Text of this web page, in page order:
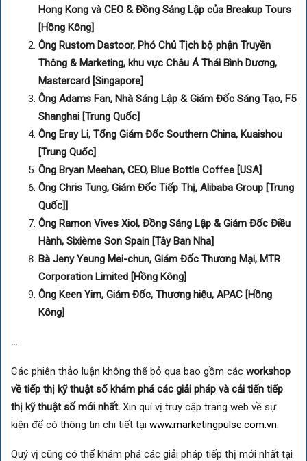
Hong Kong và CEO & Đồng Sáng Lập của Breakup Tours
[Hồng Kông]
Ông Rustom Dastoor, Phó Chủ Tịch bộ phận Truyền
Thông & Marketing, khu vực Châu Á Thái Bình Dương,
Mastercard [Singapore]
Ông Adams Fan, Nhà Sáng Lập & Giám Đốc Sáng Tạo, F5
Shanghai [Trung Quốc]
Ông Eray Li, Tổng Giám Đốc Southern China, Kuaishou
[Trung Quốc]
Ông Bryan Meehan, CEO, Blue Bottle Coffee [USA]
Ông Chris Tung, Giám Đốc Tiếp Thị, Alibaba Group [Trung
Quốc]]
Ông Ramon Vives Xiol, Đồng Sáng Lập & Giám Đốc Điều
Hành, Sixième Son Spain [Tây Ban Nha]
Bà Jeny Yeung Mei-chun, Giám Đốc Thương Mại, MTR
Corporation Limited [Hồng Kông]
Ông Keen Yim, Giám Đốc, Thương hiệu, APAC [Hồng
Kông]
…
Các phiên thảo luận không thể bỏ qua bao gồm các workshop
về tiếp thị kỹ thuật số khám phá các giải pháp và cải tiến tiếp
thị kỹ thuật số mới nhất. Xin quí vị truy cập trang web về sự
kiện để có thông tin chi tiết tại www.marketingpulse.com.vn
Quý vị cũng có thể khám phá các giải pháp tiếp thị mới nhất tại